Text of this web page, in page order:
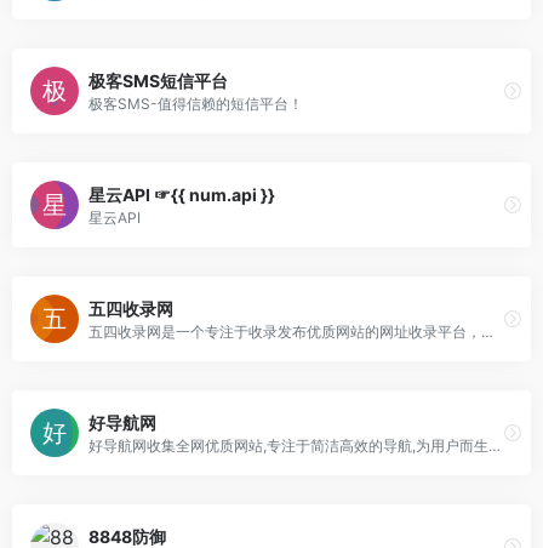
极客SMS短信平台
极客SMS-值得信赖的短信平台！
星云API ☞{{ num.api }}
星云API
五四收录网
五四收录网是一个专注于收录发布优质网站的网址收录平台，采用开放导航式的网站大全,专业为广大站长提供网站网址免费提交收录！
好导航网
好导航网收集全网优质网站,专注于简洁高效的导航,为用户而生的导航,在这里汇聚了网上较为优秀的网站,目的是满足用户日常的网址导航需求,帮助用户发现更多有趣的网站
8848防御